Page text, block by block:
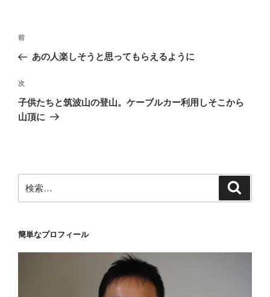
投
ナ
ビ
ゲ
ー
前
の
稿
前
あの人楽しそうと思ってもらえるように
次
の
投
次
子供たちと筑波山の登山。ケーブルカー利用しそこから
山頂に
索:
簡単なプロフィール